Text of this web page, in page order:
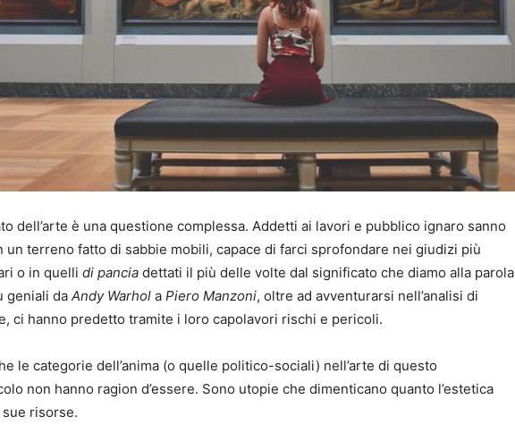
dell’arte è una questione complessa. Addetti ai lavori e pubblico ignaro sanno
un terreno fatto di sabbie mobili, capace di farci sprofondare nei giudizi più
o in quelli di pancia dettati il più delle volte dal significato che diamo alla parola
geniali da Andy Warhol a Piero Manzoni, oltre ad avventurarsi nell’analisi di
ci hanno predetto tramite i loro capolavori rischi e pericoli.
le categorie dell’anima (o quelle politico-sociali) nell’arte di questo
non hanno ragion d’essere. Sono utopie che dimenticano quanto l’estetica
risorse.